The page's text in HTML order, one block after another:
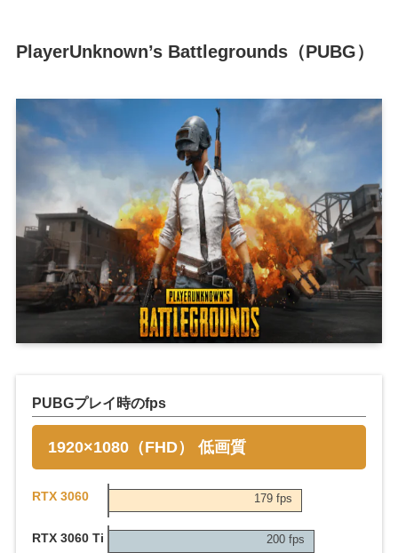
PlayerUnknown’s Battlegrounds（PUBG）
PUBGプレイ時のfps
1920×1080（FHD） 低画質
RTX 3060 179 fps
RTX 3060 Ti 200 fps